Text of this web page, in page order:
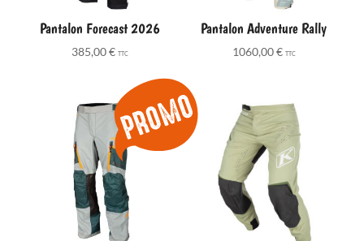
Pantalon Forecast 2026
385,00€ TTC
Pantalon Adventure Rally
1060,00€ TTC